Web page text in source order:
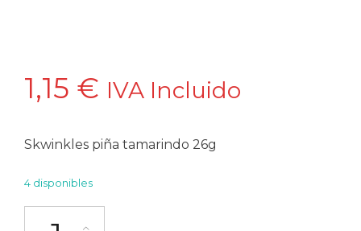
1,15 € IVA Incluido
Skwinkles piña tamarindo 26g
4 disponibles